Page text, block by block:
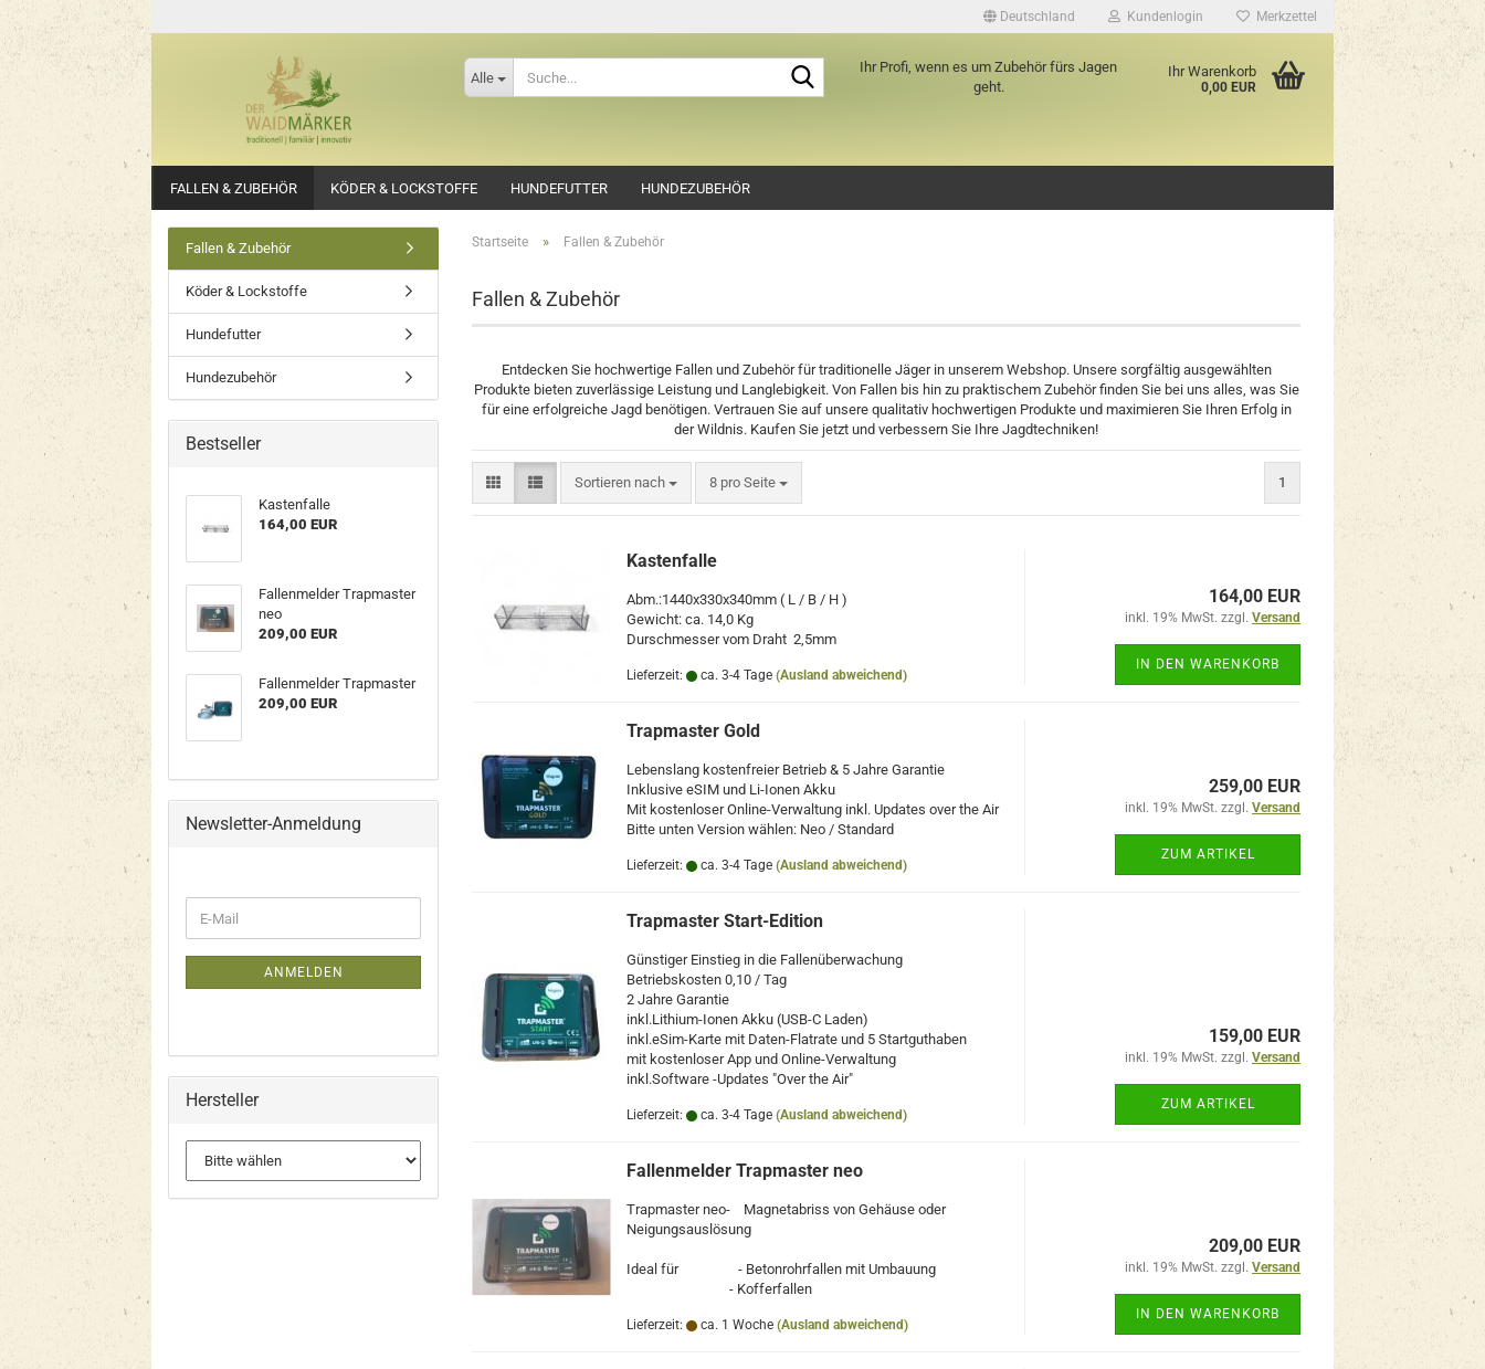
Deutschland
Lieferland
Kundenlogin
Konto erstellen
Merkzettel
Alle
Suche...Ihr Profi, wenn es um Zubehör fürs Jagen
geht.
Ihr Warenkorb
0,00 EUR
FALLEN & ZUBEHÖR KÖDER & LOCKSTOFFE HUNDEFUTTER HUNDEZUBEHÖR
Startseite » Fallen & Zubehör
Fallen & Zubehör
Entdecken Sie hochwertige Fallen und Zubehör für traditionelle Jäger in unserem Webshop. Unsere sorgfältig ausgewählten
Produkte bieten zuverlässige Leistung und Langlebigkeit. Von Fallen bis hin zu praktischem Zubehör finden Sie bei uns alles, was Sie
für eine erfolgreiche Jagd benötigen. Vertrauen Sie auf unsere qualitativ hochwertigen Produkte und maximieren Sie Ihren Erfolg in
der Wildnis. Kaufen Sie jetzt und verbessern Sie Ihre Jagdtechniken!
Sortieren nach
Sortieren nach 8 pro Seite
pro Seite 1
Kastenfalle
Abm.:1440x330x340mm ( L / B / H )
Gewicht: ca. 14,0 Kg
Durschmesser vom Draht 2,5mm
Lieferzeit: ca. 3-4 Tage (Ausland abweichend)
164,00 EUR
inkl. 19% MwSt. zzgl. Versand
IN DEN WARENKORB
Trapmaster Gold
Lebenslang kostenfreier Betrieb & 5 Jahre Garantie
Inklusive eSIM und Li-Ionen Akku
Mit kostenloser Online-Verwaltung inkl. Updates over the Air
Bitte unten Version wählen: Neo / Standard
Lieferzeit: ca. 3-4 Tage (Ausland abweichend)
259,00 EUR
inkl. 19% MwSt. zzgl. Versand
ZUM ARTIKEL
Trapmaster Start-Edition
Günstiger Einstieg in die Fallenüberwachung
Betriebskosten 0,10 / Tag
2 Jahre Garantie
inkl.Lithium-Ionen Akku (USB-C Laden)
inkl.eSim-Karte mit Daten-Flatrate und 5 Startguthaben
mit kostenloser App und Online-Verwaltung
inkl.Software -Updates "Over the Air"
Lieferzeit: ca. 3-4 Tage (Ausland abweichend)
159,00 EUR
inkl. 19% MwSt. zzgl. Versand
ZUM ARTIKEL
Fallenmelder Trapmaster neo
Trapmaster neo- Magnetabriss von Gehäuse oder
Neigungsauslösung
Ideal für - Betonrohrfallen mit Umbauung
- Kofferfallen
Lieferzeit: ca. 1 Woche (Ausland abweichend)
209,00 EUR
inkl. 19% MwSt. zzgl. Versand
IN DEN WARENKORB
Fallen & Zubehör
Köder & Lockstoffe
Hundefutter
Hundezubehör
Bestseller
Kastenfalle
164,00 EUR
Fallenmelder Trapmaster
neo
209,00 EUR
Fallenmelder Trapmaster
209,00 EUR
Newsletter-Anmeldung
E-
Mail
ANMELDEN
Hersteller